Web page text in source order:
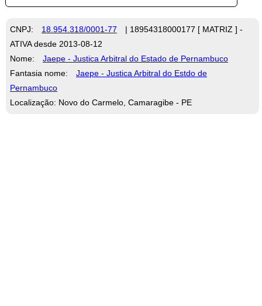
CNPJ: 18.954.318/0001-77
| 18954318000177 [ MATRIZ ] -
ATIVA desde 2013-08-12
Nome:
Jaepe - Justica Arbitral do Estado de Pernambuco
Fantasia nome:
Jaepe - Justica Arbitral do Estdo de
Pernambuco
Localização: Novo do Carmelo, Camaragibe - PE